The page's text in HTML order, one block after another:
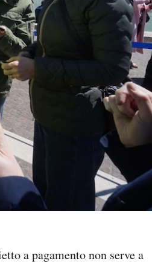
a pagamento non serve a